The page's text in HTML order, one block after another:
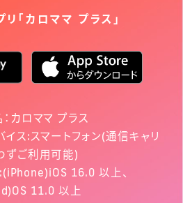
「カロママ プラス」
カロママ プラス
イス:スマートフォン(通信キャリ
ずご利用可能)
16.0 以上、
11.0 以上